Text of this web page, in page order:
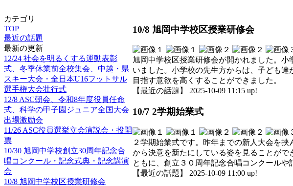
カテゴリ
TOP
最近の話題
最新の更新
12/24 社会を明るくする運動表彰
式、冬季休業前全校集会、中越・県
スキー大会・全日本U16フットサル
選手権大会壮行式
12/8 ASC朝会、令和8年度役員任命
式、科学の甲子園ジュニア全国大会
出場激励会
11/26 ASC役員選挙立会演説会・投開
票
10/30 旭岡中学校創立30周年記念合
唱コンクール・記念式典・記念講演
会
10/8 旭岡中学校区授業研修会
10/8 旭岡中学校区授業研修会
旭岡中学校区授業研修会が開かれました。
いました。小学校の先生方からは、子ども
目指す意欲を高くすることができました。
【最近の話題】 2025-10-09 11:15 up!
10/7 2学期始業式
２学期始業式です。昨年までの新人大会を
から決意を新たにしている姿を見ることが
ともに、創立３０周年記念合唱コンクールや
【最近の話題】 2025-10-09 11:00 up!